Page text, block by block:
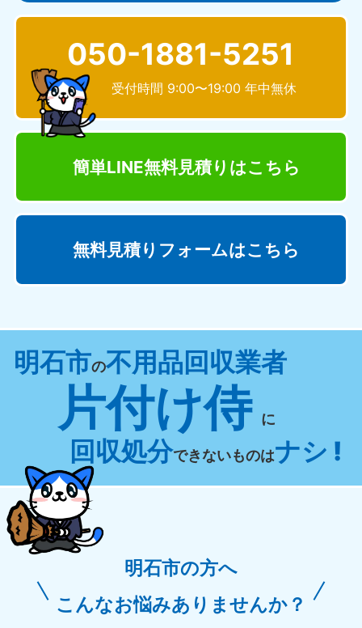
050-1881-5251
受付時間 9:00〜19:00 年中無休
簡単LINE無料見積り はこちら
無料見積りフォームはこちら
明石市の不用品回収業者
片付け侍 に
回収処分できないものはナシ !
明石市の方へ
こんなお悩みありませんか？